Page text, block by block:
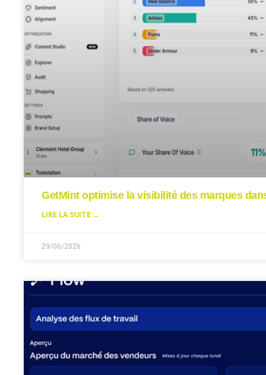
GetMint optimise la visibilité des marques
LIRE LA SUITE →
29/06/2026